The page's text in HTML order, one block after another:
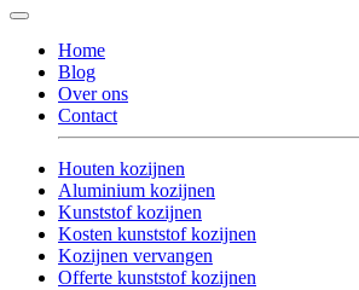
Home
Blog
Over ons
Contact
Houten kozijnen
Aluminium kozijnen
Kunststof kozijnen
Kosten kunststof kozijnen
Kozijnen vervangen
Offerte kunststof kozijnen